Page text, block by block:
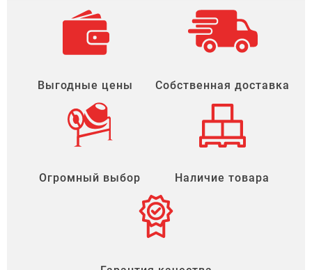
Выгодные цены Собственная доставка
Огромный выбор Наличие товара